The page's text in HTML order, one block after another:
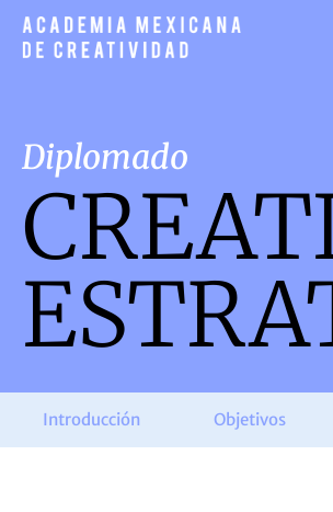
Diplomado
Introducción Objetivos